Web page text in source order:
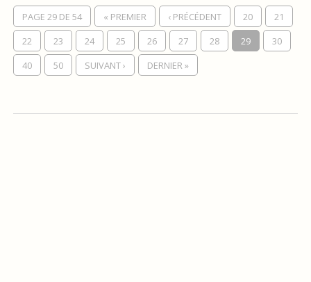
PAGE 29 DE 54 « PREMIER ‹ PRÉCÉDENT 20
21
22
23 24 25 26 27 28 29
30
40
50 SUIVANT › DERNIER »